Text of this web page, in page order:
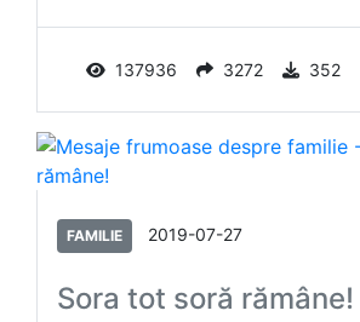
137936 3272 352
FAMILIE 2019-07-27
Sora tot soră rămâne!